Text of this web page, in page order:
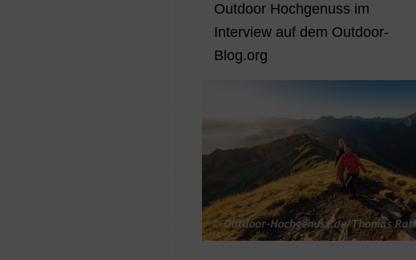
Outdoor Hochgenuss im
Interview auf dem Outdoor-
Blog.org